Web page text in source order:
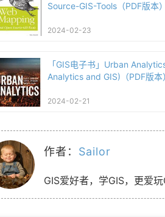
Source-GIS-Tools（PDF版本
2024-02-23
「GIS电子书」Urban
Analytics and GIS)（PDF版本
2024-02-21
作者： Sailor
GIS爱好者，学GIS，更爱